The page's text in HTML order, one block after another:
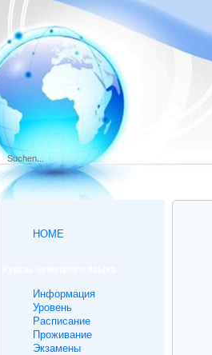
HOME
Информация
Уровень
Расписание
Проживание
Экзамены